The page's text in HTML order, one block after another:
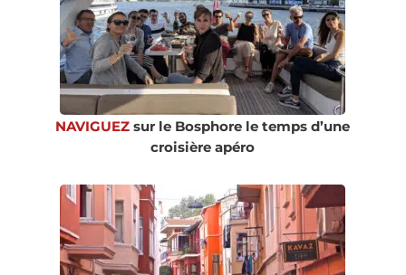
NAVIGUEZsur le Bosphore le temps d’une
croisière apéro